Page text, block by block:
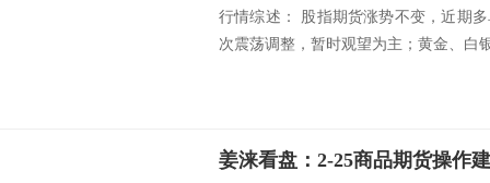
行情综述： 股指期货涨势不变，近期
次震荡调整，暂时观望为主；黄金、白
姜涞看盘：2-25商品期货操作